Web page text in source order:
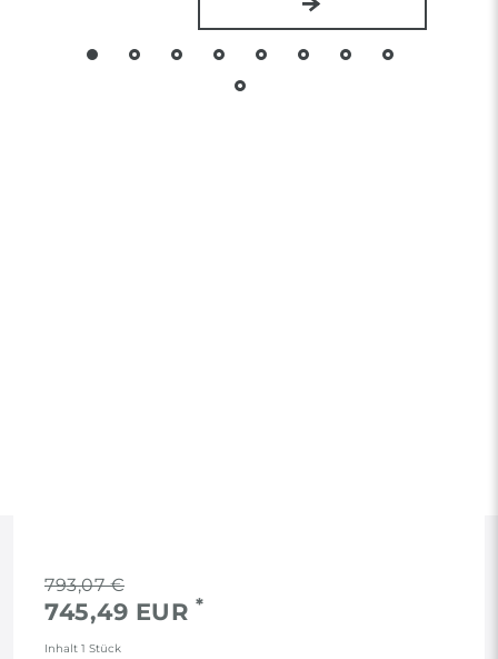
793,07 €
745,49 EUR *
Inhalt 1 Stück
RECHTLICHES
AGB